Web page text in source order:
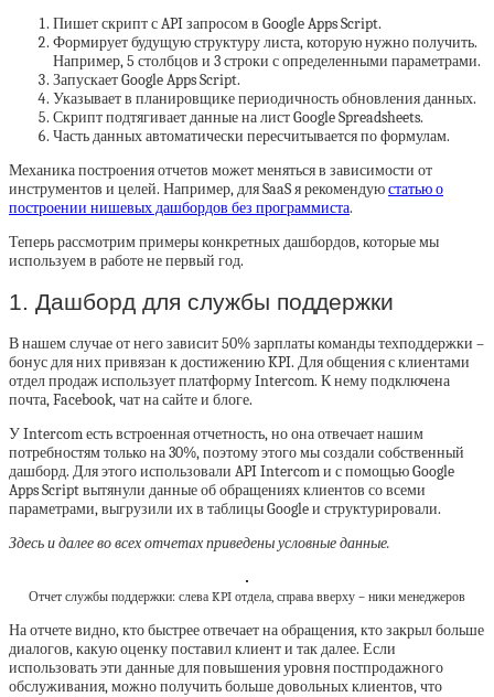
Пишет скрипт с API запросом в Google Apps Script.
Формирует будущую структуру листа, которую нужно получить.
Например, 5 столбцов и 3 строки с определенными параметрами.
Запускает Google Apps Script.
Указывает в планировщике периодичность обновления данных.
Скрипт подтягивает данные на лист Google Spreadsheets.
Часть данных автоматически пересчитывается по формулам.
Механика построения отчетов может меняться в зависимости от
инструментов и целей. Например, для SaaS я рекомендуюстатью о
построении нишевых дашбордов без программиста.
Теперь рассмотрим примеры конкретных дашбордов, которые мы
используем в работе не первый год.
1. Дашборд для службы поддержки
В нашем случае от него зависит 50% зарплаты команды техподдержки –
бонус для них привязан к достижению KPI. Для общения с клиентами
отдел продаж использует платформу Intercom. К нему подключена
почта, Facebook, чат на сайте и блоге.
У Intercom есть встроенная отчетность, но она отвечает нашим
потребностям только на 30%, поэтому этого мы создали собственный
дашборд. Для этого использовали API Intercom и с помощью Google
Apps Script вытянули данные об обращениях клиентов со всеми
параметрами, выгрузили их в таблицы Google и структурировали.
Здесь и далее во всех отчетах приведены условные данные.
Отчет службы поддержки: слева KPI отдела, справа вверху – ники менеджеров
На отчете видно, кто быстрее отвечает на обращения, кто закрыл больше
диалогов, какую оценку поставил клиент и так далее. Если
использовать эти данные для повышения уровня постпродажного
обслуживания, можно получить больше довольных клиентов, что